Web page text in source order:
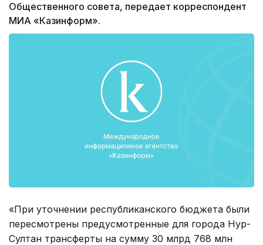
Общественного совета, передает корреспондент
МИА «Казинформ».
«При уточнении республиканского бюджета были
пересмотрены предусмотренные для города Нур-
Султан трансферты на сумму 30 млрд 768 млн